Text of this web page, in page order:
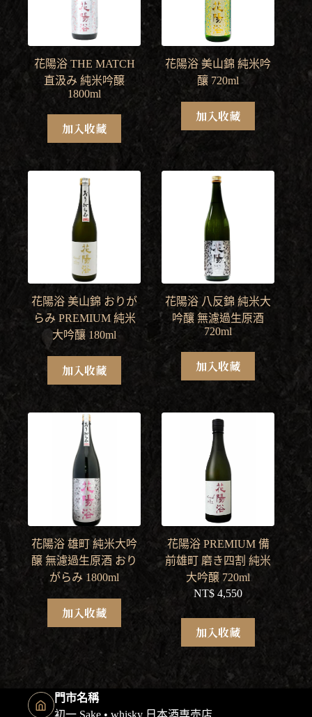
花陽浴 THE MATCH
直汲み 純米吟醸
1800ml
加入收藏
花陽浴 美山錦 純米吟
釀 720ml
加入收藏
花陽浴 美山錦 おりが
らみ PREMIUM 純米
大吟釀 180ml
加入收藏
花陽浴 八反錦 純米大
吟釀 無濾過生原酒
720ml
加入收藏
花陽浴 雄町 純米大吟
醸 無濾過生原酒 おり
がらみ 1800ml
加入收藏
花陽浴 PREMIUM 備
前雄町 磨き四割 純米
大吟醸 720ml
NT$ 4,550
加入收藏
門市名稱
初一 Sake • whisky 日本酒専売店